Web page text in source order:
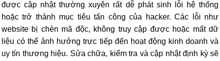
được cập nhật thường xuyên rất dễ phát sinh lỗi hệ thống
hoặc trở thành mục tiêu tấn công của hacker. Các lỗi như
website bị chèn mã độc, không truy cập được hoặc mất dữ
liệu có thể ảnh hưởng trực tiếp đến hoạt động kinh doanh và
uy tín thương hiệu. Sửa chữa, kiểm tra và cập nhật định kỳ sẽ